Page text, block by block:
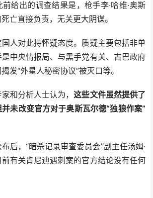
出的调查结果是，枪手李·哈维·奥斯
亡直接负责，无关更大阴谋。
对此持怀疑态度。质疑主要包括非单
中央情报局、与黑手党有关、古巴政府
发“外星人秘密协议”被灭口等。
和分析人士认为，这些文件虽然提供了
未改变官方对于奥斯瓦尔德“独狼作案”
，“暗杀记录审查委员会”副主任汤姆·
有关肯尼迪遇刺案的官方结论没有任何